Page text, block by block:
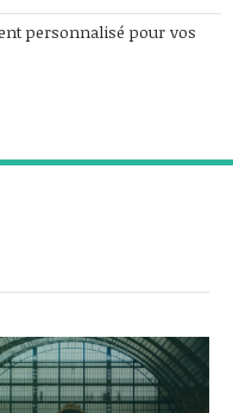
personnalisé pour vos